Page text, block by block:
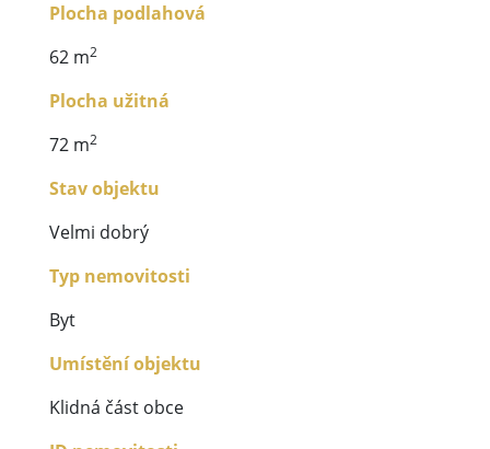
Plocha podlahová
62 m2
Plocha užitná
72 m2
Stav objektu
Velmi dobrý
Typ nemovitosti
Byt
Umístění objektu
Klidná část obce